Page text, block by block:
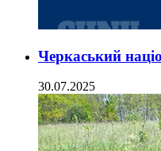
Черкаський
30.07.2025